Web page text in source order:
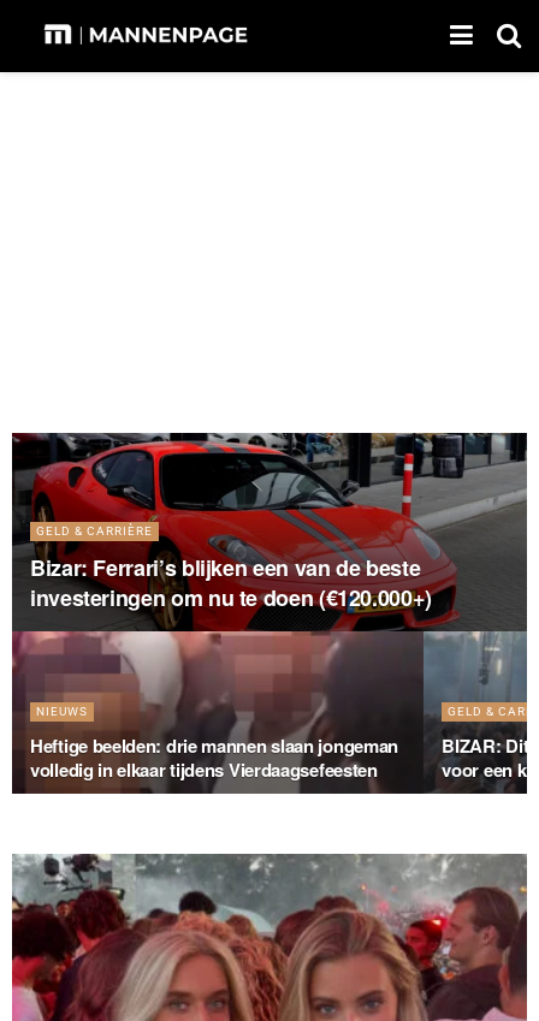
GELD & CARRIÈRE
Bizar: Ferrari’s blijken een van de beste
investeringen om nu te doen (€120.000+)
NIEUWS
Heftige beelden: drie mannen slaan jongeman
volledig in elkaar tijdens Vierdaagsefeesten
GELD &
BIZAR: Dit
voor een